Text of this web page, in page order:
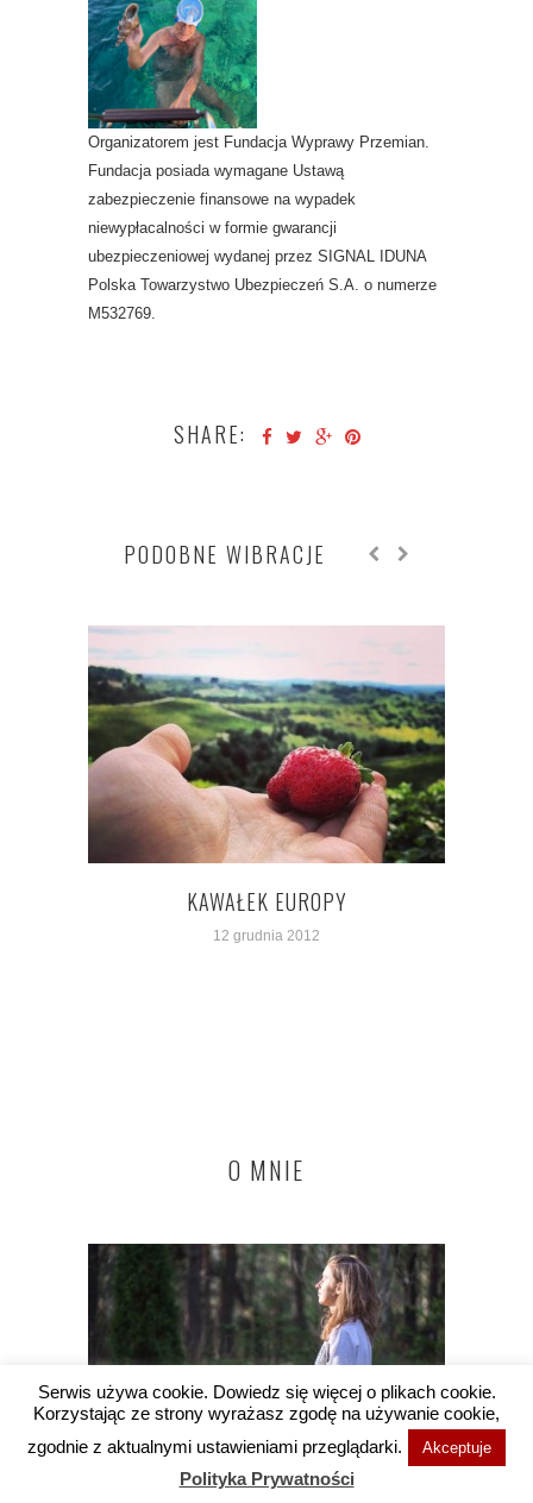
Organizatorem jest Fundacja Wyprawy Przemian.
Fundacja posiada wymagane Ustawą
zabezpieczenie finansowe na wypadek
niewypłacalności w formie gwarancji
ubezpieczeniowej wydanej przez SIGNAL IDUNA
Polska Towarzystwo Ubezpieczeń S.A. o numerze
M532769.
SHARE:
PODOBNE WIBRACJE
KAWAŁEK EUROPY
12 grudnia 2012
O MNIE
Serwis używa cookie. Dowiedz się więcej o plikach cookie.
Korzystając ze strony wyrażasz zgodę na używanie cookie,
zgodnie z aktualnymi ustawieniami przeglądarki.
Akceptuje
Polityka Prywatności